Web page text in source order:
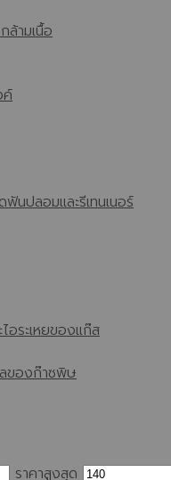
ามเนื้อ
ค์
นปลอมและรีเทนเนอร์
อระเหยของแก๊ส
ของก๊าซพิษ
ราคาสูงสุด